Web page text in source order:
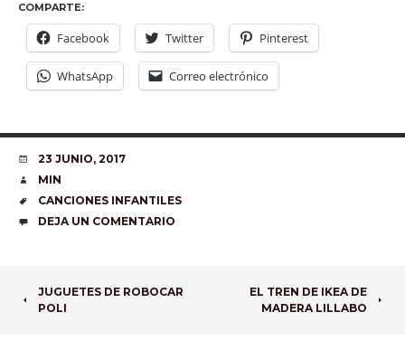
COMPARTE:
Facebook Twitter Pinterest
WhatsApp Correo electrónico
FECHA
23 JUNIO, 2017
AUTOR
MIN
ETIQUETAS
CANCIONES INFANTILES
COMENTARIOS
DEJA UN COMENTARIO
NAVEGADOR
JUGUETES DE ROBOCAR
POLI
EL TREN DE IKEA DE
MADERA LILLABO